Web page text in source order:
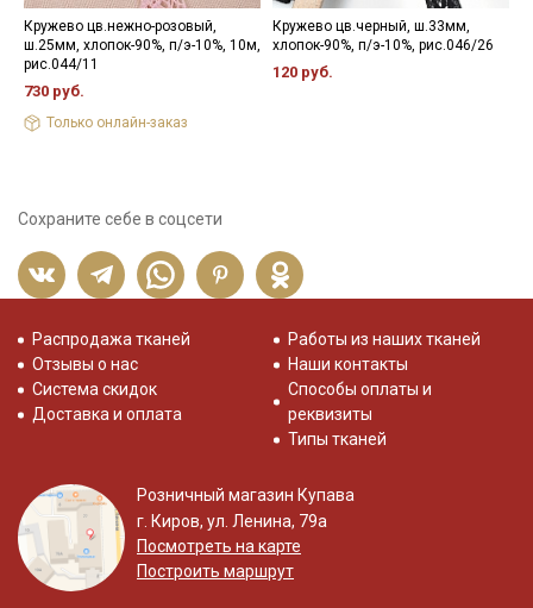
Кружево цв.нежно-розовый,
ш.25мм, хлопок-90%, п/э-10%, 10м,
рис.044/11
730 руб.
Только онлайн-заказ
Кружево цв.черный, ш.33мм,
хлопок-90%, п/э-10%, рис.046/26
120 руб.
Сохраните себе в соцсети
Распродажа тканей
Отзывы о нас
Система скидок
Доставка и оплата
Работы из наших тканей
Наши контакты
Способы оплаты и
реквизиты
Типы тканей
Розничный магазин Купава
г. Киров, ул. Ленина, 79а
Посмотреть на карте
Построить маршрут